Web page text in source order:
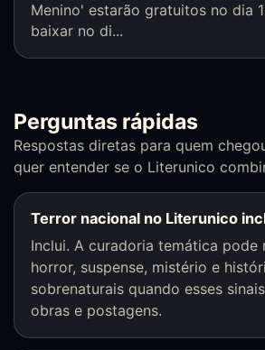
Menino' estarão gratuitos no dia
baixar no di...
Perguntas rápidas
Respostas diretas para quem
quer entender se o Literunico
Terror nacional no Literunico
Inclui. A curadoria temática pode
horror, suspense, mistério e
sobrenaturais quando esses
obras e postagens.